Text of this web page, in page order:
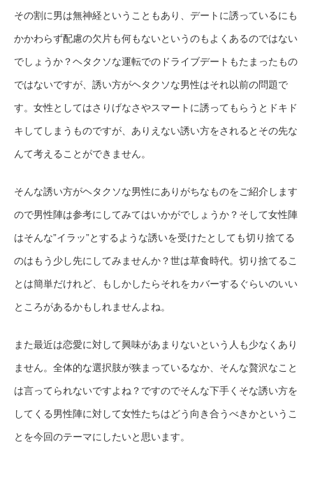
その割に男は無神経ということもあり、デートに誘っているにも
かかわらず配慮の欠片も何もないというのもよくあるのではない
でしょうか？ヘタクソな運転でのドライブデートもたまったもの
ではないですが、誘い方がヘタクソな男性はそれ以前の問題で
す。女性としてはさりげなさやスマートに誘ってもらうとドキド
キしてしまうものですが、ありえない誘い方をされるとその先な
んて考えることができません。
そんな誘い方がヘタクソな男性にありがちなものをご紹介します
ので男性陣は参考にしてみてはいかがでしょうか？そして女性陣
はそんな”イラッ”とするような誘いを受けたとしても切り捨てる
のはもう少し先にしてみませんか？世は草食時代。切り捨てるこ
とは簡単だけれど、もしかしたらそれをカバーするぐらいのいい
ところがあるかもしれませんよね。
また最近は恋愛に対して興味があまりないという人も少なくあり
ません。全体的な選択肢が狭まっているなか、そんな贅沢なこと
は言ってられないですよね？ですのでそんな下手くそな誘い方を
してくる男性陣に対して女性たちはどう向き合うべきかというこ
とを今回のテーマにしたいと思います。